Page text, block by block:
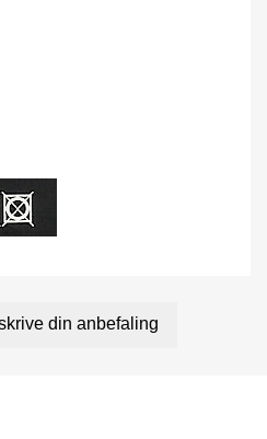
din anbefaling